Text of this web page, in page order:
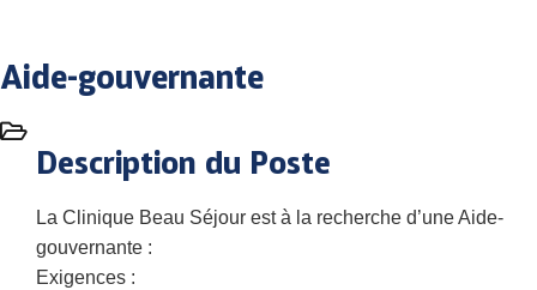
Aide-gouvernante
Description du Poste
La Clinique Beau Séjour est à la recherche d’une Aide-
gouvernante :
Exigences :